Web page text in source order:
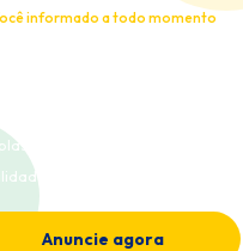
informado a todo momento
categorias
premium
Anuncie agora